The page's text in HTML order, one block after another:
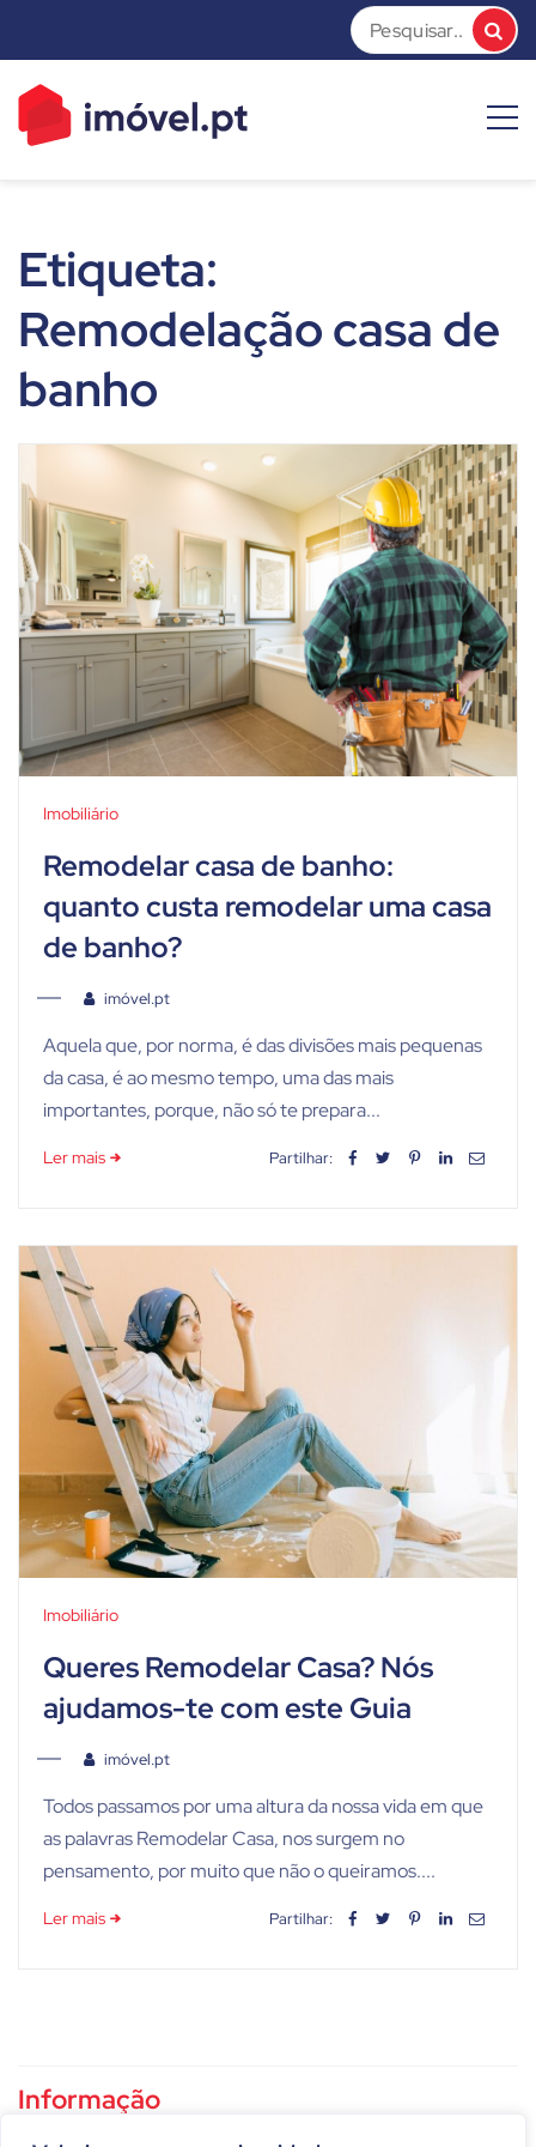
content
Etiqueta:
Remodelação casa de
banho
Imobiliário
Remodelar casa de banho:
quanto custa remodelar uma casa
de banho?
imóvel.pt
Aquela que, por norma, é das divisões mais pequenas
da casa, é ao mesmo tempo, uma das mais
importantes, porque, não só te prepara...
Ler mais Partilhar:
Imobiliário
Queres Remodelar Casa? Nós
ajudamos-te com este Guia
imóvel.pt
Todos passamos por uma altura da nossa vida em que
as palavras Remodelar Casa, nos surgem no
pensamento, por muito que não o queiramos....
Ler mais Partilhar:
Informação